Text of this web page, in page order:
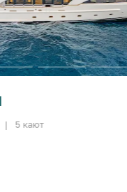
| 5 кают